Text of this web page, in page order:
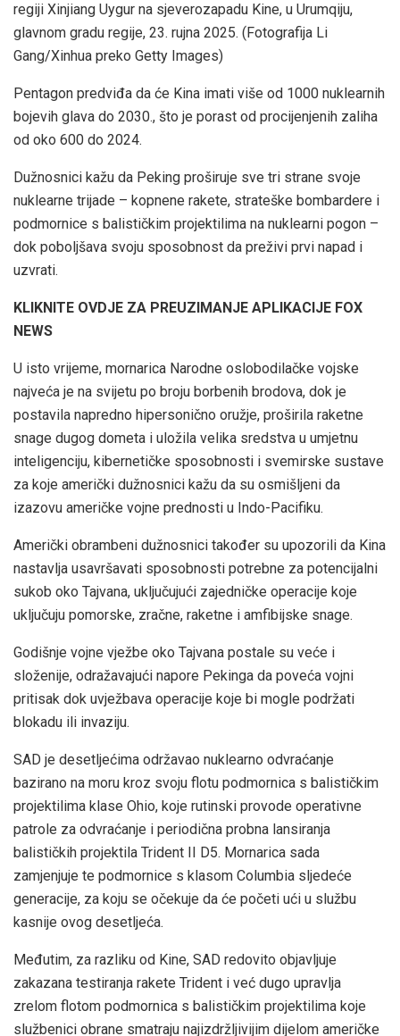
regiji Xinjiang Uygur na sjeverozapadu Kine, u Urumqiju,
glavnom gradu regije, 23. rujna 2025. (Fotografija Li
Gang/Xinhua preko Getty Images)
Pentagon predviđa da će Kina imati više od 1000 nuklearnih
bojevih glava do 2030., što je porast od procijenjenih zaliha
od oko 600 do 2024.
Dužnosnici kažu da Peking proširuje sve tri strane svoje
nuklearne trijade – kopnene rakete, strateške bombardere i
podmornice s balističkim projektilima na nuklearni pogon –
dok poboljšava svoju sposobnost da preživi prvi napad i
uzvrati.
KLIKNITE OVDJE ZA PREUZIMANJE APLIKACIJE FOX
NEWS
U isto vrijeme, mornarica Narodne oslobodilačke vojske
najveća je na svijetu po broju borbenih brodova, dok je
postavila napredno hipersonično oružje, proširila raketne
snage dugog dometa i uložila velika sredstva u umjetnu
inteligenciju, kibernetičke sposobnosti i svemirske sustave
za koje američki dužnosnici kažu da su osmišljeni da
izazovu američke vojne prednosti u Indo-Pacifiku.
Američki obrambeni dužnosnici također su upozorili da Kina
nastavlja usavršavati sposobnosti potrebne za potencijalni
sukob oko Tajvana, uključujući zajedničke operacije koje
uključuju pomorske, zračne, raketne i amfibijske snage.
Godišnje vojne vježbe oko Tajvana postale su veće i
složenije, odražavajući napore Pekinga da poveća vojni
pritisak dok uvježbava operacije koje bi mogle podržati
blokadu ili invaziju.
SAD je desetljećima održavao nuklearno odvraćanje
bazirano na moru kroz svoju flotu podmornica s balističkim
projektilima klase Ohio, koje rutinski provode operativne
patrole za odvraćanje i periodična probna lansiranja
balističkih projektila Trident II D5. Mornarica sada
zamjenjuje te podmornice s klasom Columbia sljedeće
generacije, za koju se očekuje da će početi ući u službu
kasnije ovog desetljeća.
Međutim, za razliku od Kine, SAD redovito objavljuje
zakazana testiranja rakete Trident i već dugo upravlja
zrelom flotom podmornica s balističkim projektilima koje
službenici obrane smatraju najizdržljivijim dijelom američke